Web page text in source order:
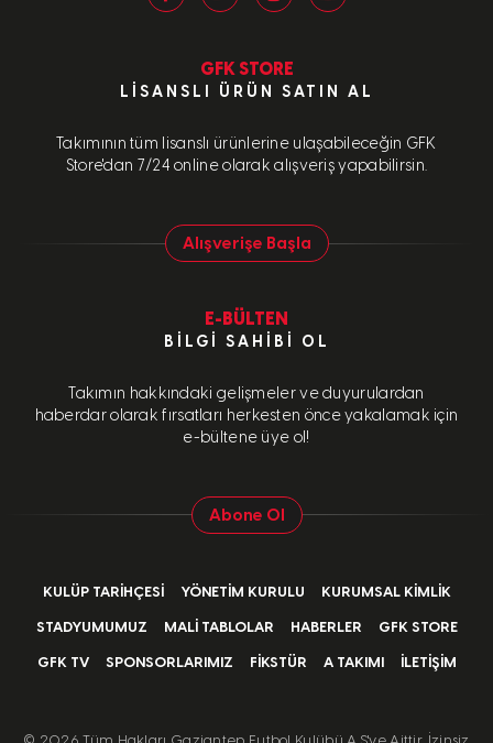
GFK STORE
LISANSLI ÜRÜN SATIN AL
Takımının tüm lisanslı ürünlerine ulaşabileceğin GFK
Store'dan 7/24 online olarak alışveriş yapabilirsin.
Alışverişe Başla
E-BÜLTEN
BILGI SAHIBI OL
Takımın hakkındaki gelişmeler ve duyurulardan
haberdar olarak fırsatları herkesten önce yakalamak için
e-bültene üye ol!
Abone Ol
KULÜP TARIHÇESI YÖNETIM KURULU KURUMSAL KIMLIK
STADYUMUMUZ MALI TABLOLAR HABERLER GFK STORE
GFK TV SPONSORLARIMIZ FIKSTÜR A TAKIMI İLETIŞIM